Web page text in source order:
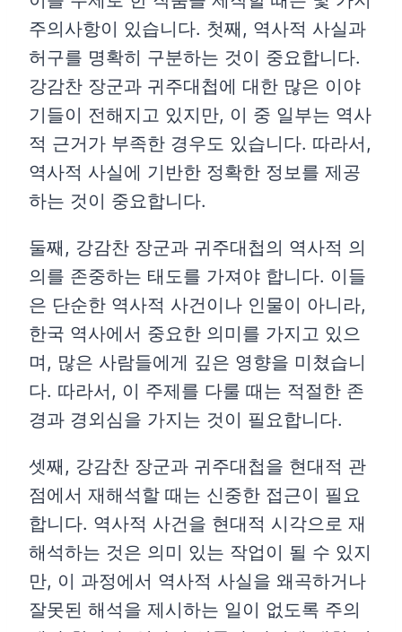
주의사항이 있습니다. 첫째, 역사적 사실과
허구를 명확히 구분하는 것이 중요합니다.
강감찬 장군과 귀주대첩에 대한 많은 이야
기들이 전해지고 있지만, 이 중 일부는 역사
적 근거가 부족한 경우도 있습니다. 따라서,
역사적 사실에 기반한 정확한 정보를 제공
하는 것이 중요합니다.
둘째, 강감찬 장군과 귀주대첩의 역사적 의
의를 존중하는 태도를 가져야 합니다. 이들
은 단순한 역사적 사건이나 인물이 아니라,
한국 역사에서 중요한 의미를 가지고 있으
며, 많은 사람들에게 깊은 영향을 미쳤습니
다. 따라서, 이 주제를 다룰 때는 적절한 존
경과 경외심을 가지는 것이 필요합니다.
셋째, 강감찬 장군과 귀주대첩을 현대적 관
점에서 재해석할 때는 신중한 접근이 필요
합니다. 역사적 사건을 현대적 시각으로 재
해석하는 것은 의미 있는 작업이 될 수 있지
만, 이 과정에서 역사적 사실을 왜곡하거나
잘못된 해석을 제시하는 일이 없도록 주의